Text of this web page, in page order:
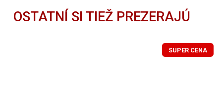
OSTATNÍ SI TIEŽ PREZERAJÚ
SUPER CENA